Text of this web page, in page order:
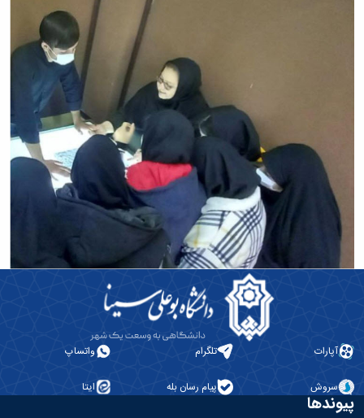
آپارات تلگرام واتساپ
سروش پیام رسان بله ایتا
پیوندها